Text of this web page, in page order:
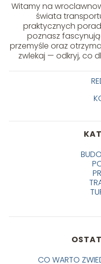
Witamy na
świata
praktycznych
poznasz
przemyśle oraz
zwlekaj — odkryj, co
CO WARTO